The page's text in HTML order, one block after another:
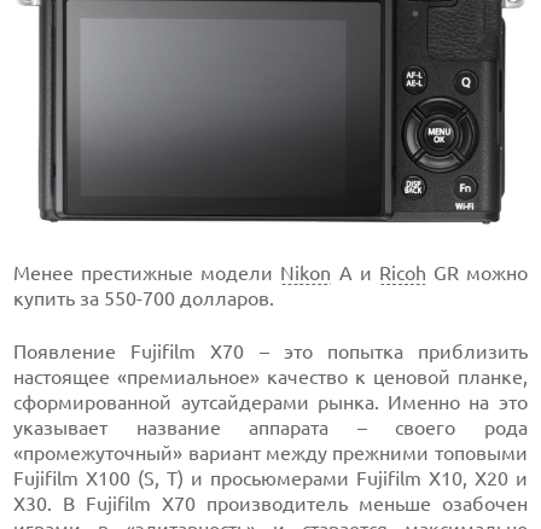
Менее престижные модели Nikon A и Ricoh GR можно
купить за 550-700 долларов.
Появление Fujifilm X70 – это попытка приблизить
настоящее «премиальное» качество к ценовой планке,
сформированной аутсайдерами рынка. Именно на это
указывает название аппарата – своего рода
«промежуточный» вариант между прежними топовыми
Fujifilm X100 (S, T) и просьюмерами Fujifilm X10, X20 и
X30. В Fujifilm X70 производитель меньше озабочен